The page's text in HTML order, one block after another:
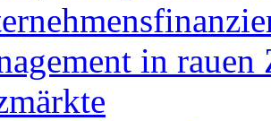
in rauen